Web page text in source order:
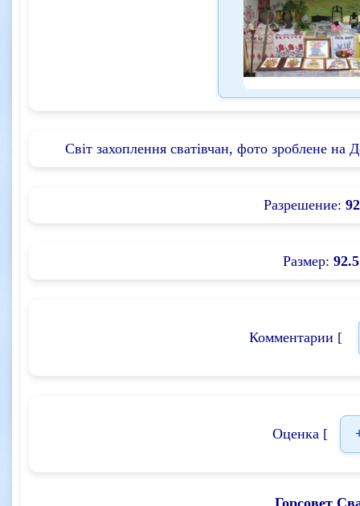
Світ захоплення сватівчан, фото зроблене на
Разрешение:
Размер: 92.5
Комментарии [
Оценка [
Горсовет